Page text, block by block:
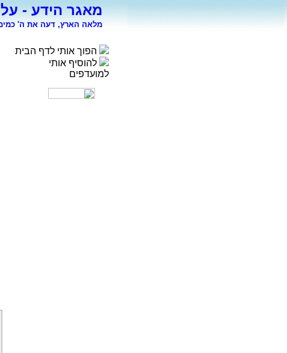
מאגר הידע -
מלאה הארץ, דעה את ה'
הפוך אותי לדף הבית
להוסיף אותי
למועדפים